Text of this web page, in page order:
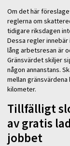
Om det här
reglerna om
tidigare riksdagen
Dessa regler
lång arbetsresan är
Gränsvärdet skiljer
någon annanstans.
mellan
kilometer.
Tillfälligt
av gratis
jobbet